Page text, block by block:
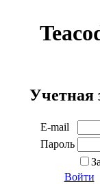
Учетная
E-mail
Пароль
Войти